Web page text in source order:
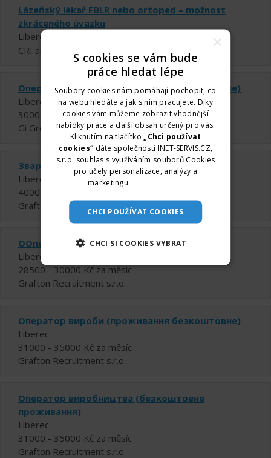
Lázeňský lékař FBLR nebo ortoped – možnost
zkráceného úvazku
Liberec
CRI ameba.eu, s.r.o.
Оператор вироби (проживання безкоштовне)
Liberec
30000 - 32500 Kč za měsíc
Gi Group Czech Republic, s.r.o
Зварювальник (безкоштовне житло)
Liberec
40000 Kč za měsíc
Grafton Recruitment s.r.o.
ОOператор виробництва 28 500 крон/міс.
Liberec
28500 - 30000 Kč za měsíc
Grafton Recruitment s.r.o.
Оператор вироби (проживання безкоштовне)
Liberec
31000 - 35000 Kč za měsíc
Grafton Recruitment s.r.o.
Оператор виробництва (безкоштовне
проживання)
Liberec
31000 - 35000 Kč za měsíc
Grafton Recruitment s.r.o.
×
S cookies se vám bude
práce hledat lépe
Soubory cookies nám pomáhají pochopit, co
na webu hledáte a jak s ním pracujete. Díky
cookies vám můžeme zobrazit vhodnější
nabídky práce a další obsah určený pro vás.
Kliknutím na tlačítko„Chci používat
cookies“ dáte společnosti INET-SERVIS.CZ,
s.r.o. souhlas s využíváním souborů Cookies
pro účely personalizace, analýzy a
marketingu.
CHCI POUŽÍVAT COOKIES
CHCI SI COOKIES VYBRAT